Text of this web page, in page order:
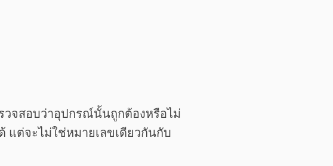
จสอบว่าอุปกรณ์นั้นถูกต้องหรือไม่
แต่จะไม่ใช่หมายเลขเดียวกันกับ